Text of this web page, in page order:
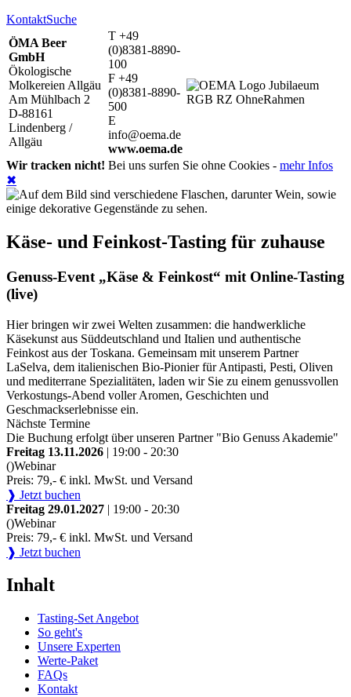
KontaktSuche
ÖMA Beer
GmbH
Ökologische
Molkereien Allgäu
Am Mühlbach 2
D-88161
Lindenberg /
Allgäu
T +49
(0)8381-8890-
100
F +49
(0)8381-8890-
500
E
info@oema.de
www.oema.de
Wir tracken nicht! Bei uns surfen Sie ohne Cookies - mehr Infos
✖
Käse- und Feinkost-Tasting für zuhause
Genuss-Event „Käse & Feinkost“ mit Online-Tasting
(live)
Hier bringen wir zwei Welten zusammen: die handwerkliche
Käsekunst aus Süddeutschland und Italien und authentische
Feinkost aus der Toskana. Gemeinsam mit unserem Partner
LaSelva, dem italienischen Bio-Pionier für Antipasti, Pesti, Oliven
und mediterrane Spezialitäten, laden wir Sie zu einem genussvollen
Verkostungs-Abend voller Aromen, Geschichten und
Geschmackserlebnisse ein.
Nächste Termine
Die Buchung erfolgt über unseren Partner "Bio Genuss Akademie"
Freitag 13.11.2026 | 19:00 - 20:30
()Webinar
Preis: 79,- € inkl. MwSt. und Versand
❱ Jetzt buchen
Freitag 29.01.2027 | 19:00 - 20:30
()Webinar
Preis: 79,- € inkl. MwSt. und Versand
❱ Jetzt buchen
Inhalt
Tasting-Set Angebot
So geht's
Unsere Experten
Werte-Paket
FAQs
Kontakt